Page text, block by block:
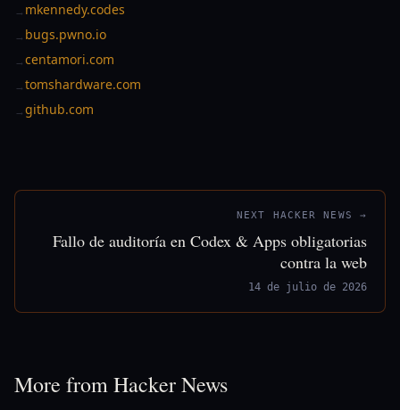
→ mkennedy.codes
→ bugs.pwno.io
→centamori.com
→tomshardware.com
→github.com
NEXT HACKER NEWS →
Fallo de auditoría en Codex & Apps obligatorias
contra la web
14 de julio de 2026
More from Hacker News